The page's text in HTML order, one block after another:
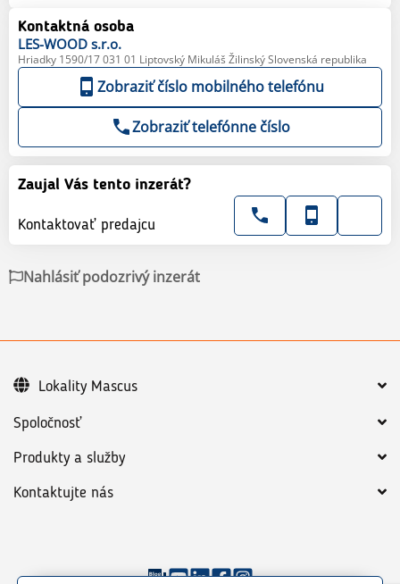
Kontaktná osoba
LES-WOOD s.r.o.
Hriadky 1590/17 031 01 Liptovský Mikuláš Žilinský Slovenská republika
Zobraziť číslo mobilného telefónu
Zobraziť telefónne číslo
Zaujal Vás tento inzerát?
Kontaktovať predajcu
Nahlásiť podozrivý inzerát
Spoločnosť
Produkty a služby
Kontaktujte nás
Lokality Mascus